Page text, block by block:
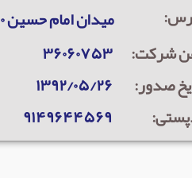
میدان امام حسین ۱۰ متری بلال جنب مسجد بلال
شرکت:
۳۶۰۶۰۷۵۳
صدور:
۱۳۹۲/۰۵/۲۶
۹۱۴۹۶۴۴۵۶۹